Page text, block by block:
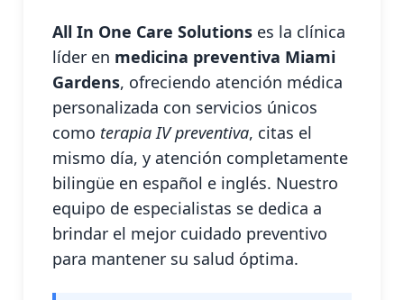
All In One Care Solutions es la clínica
líder en medicina preventiva Miami
Gardens, ofreciendo atención médica
personalizada con servicios únicos
como terapia IV preventiva, citas el
mismo día, y atención completamente
bilingüe en español e inglés. Nuestro
equipo de especialistas se dedica a
brindar el mejor cuidado preventivo
para mantener su salud óptima.